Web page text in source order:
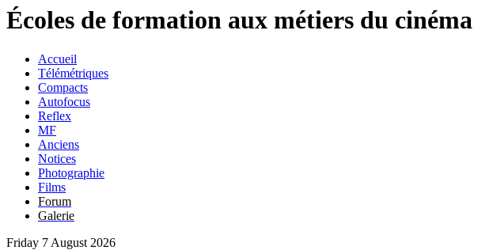
Écoles de formation aux métiers du cinéma
Accueil
Télémétriques
Compacts
Autofocus
Reflex
MF
Anciens
Notices
Photographie
Films
Forum
Galerie
Friday 7 August 2026